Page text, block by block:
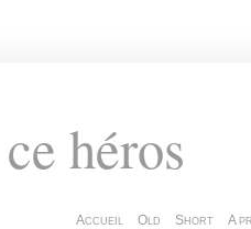
héros
Accueil Old Short A